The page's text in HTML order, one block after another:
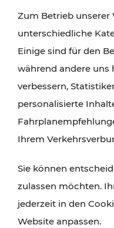
Wanderungen,
Radtouren oder
Attraktionen sind mit
Angeboten des VOR
Zum Betrieb unserer
unterschiedliche
Einige sind für den
während andere uns
verbessern,
personalisierte
Ihrem
Sie können
zulassen möchten.
jederzeit in den
Website anpassen.